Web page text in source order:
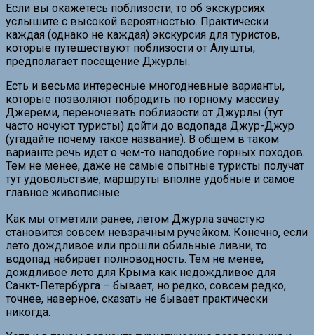
Если вы окажетесь поблизости, то об экскурсиях
услышите с высокой вероятностью. Практически
каждая (однако не каждая) экскурсия для туристов,
которые путешествуют поблизости от Алушты,
предполагает посещение Джурлы.
Есть и весьма интересные многодневные варианты,
которые позволяют побродить по горному массиву
Джереми, переночевать поблизости от Джурлы (тут
часто ночуют туристы) дойти до водопада Джур-Джур
(угадайте почему такое название). В общем в таком
варианте речь идет о чем-то наподобие горных походов.
Тем не менее, даже не самые опытные туристы получат
тут удовольствие, маршруты вполне удобные и самое
главное живописные.
Как мы отметили ранее, летом Джурла зачастую
становится совсем невзрачным ручейком. Конечно, если
лето дождливое или прошли обильные ливни, то
водопад набирает полноводность. Тем не менее,
дождливое лето для Крыма как недождливое для
Санкт-Петербурга – бывает, но редко, совсем редко,
точнее, наверное, сказать не бывает практически
никогда.